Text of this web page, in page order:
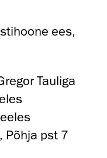
ees,
Tauliga
Põhja pst 7